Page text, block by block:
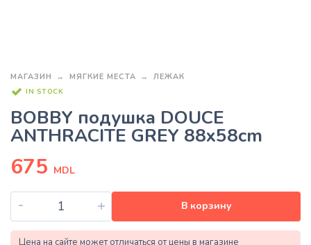
МАГАЗИН МЯГКИЕ МЕСТА ЛЕЖАК
IN STOCK
BOBBY подушка DOUCE
ANTHRACITE GREY 88x58cm
675 MDL
- + В корзину
Цена на сайте может отличаться от цены в магазине